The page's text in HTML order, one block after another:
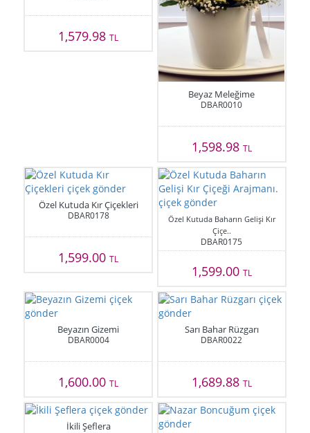
1,579.98TL
Beyaz Meleğime
DBAR0010
1,598.98 TL
Özel Kutuda Kır Çiçekleri
DBAR0178
1,599.00TL
Özel Kutuda Baharın Gelişi Kır
Çiçe..
DBAR0175
1,599.00 TL
Beyazın Gizemi
DBAR0004
1,600.00TL
Sarı Bahar Rüzgarı
DBAR0022
1,689.88 TL
İkili Şeflera